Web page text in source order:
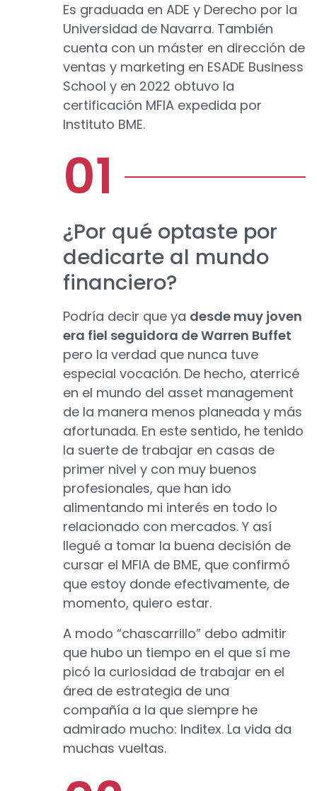
Es graduada en ADE y Derecho por la
Universidad de Navarra. También
cuenta con un máster en dirección de
ventas y marketing en ESADE Business
School y en 2022 obtuvo la
certificación MFIA expedida por
Instituto BME.
¿Por qué optaste por
dedicarte al mundo
financiero?
Podría decir que ya desde muy joven
era fiel seguidora de Warren Buffet
pero la verdad que nunca tuve
especial vocación. De hecho, aterricé
en el mundo del asset management
de la manera menos planeada y más
afortunada. En este sentido, he tenido
la suerte de trabajar en casas de
primer nivel y con muy buenos
profesionales, que han ido
alimentando mi interés en todo lo
relacionado con mercados. Y así
llegué a tomar la buena decisión de
cursar el MFIA de BME, que confirmó
que estoy donde efectivamente, de
momento, quiero estar.
A modo “chascarrillo” debo admitir
que hubo un tiempo en el que sí me
picó la curiosidad de trabajar en el
área de estrategia de una
compañía a la que siempre he
admirado mucho: Inditex. La vida da
muchas vueltas.